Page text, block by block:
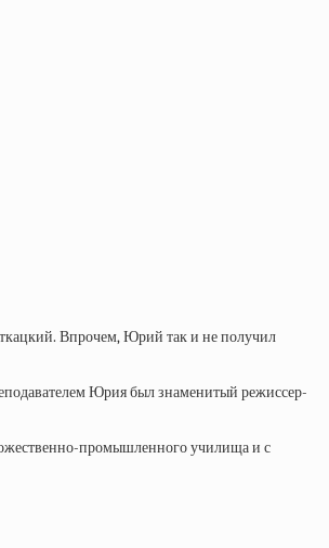
Впрочем, Юрий так и не получил
Юрия был знаменитый режиссер-
промышленного училища и с